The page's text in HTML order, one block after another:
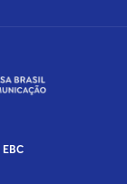
EBC